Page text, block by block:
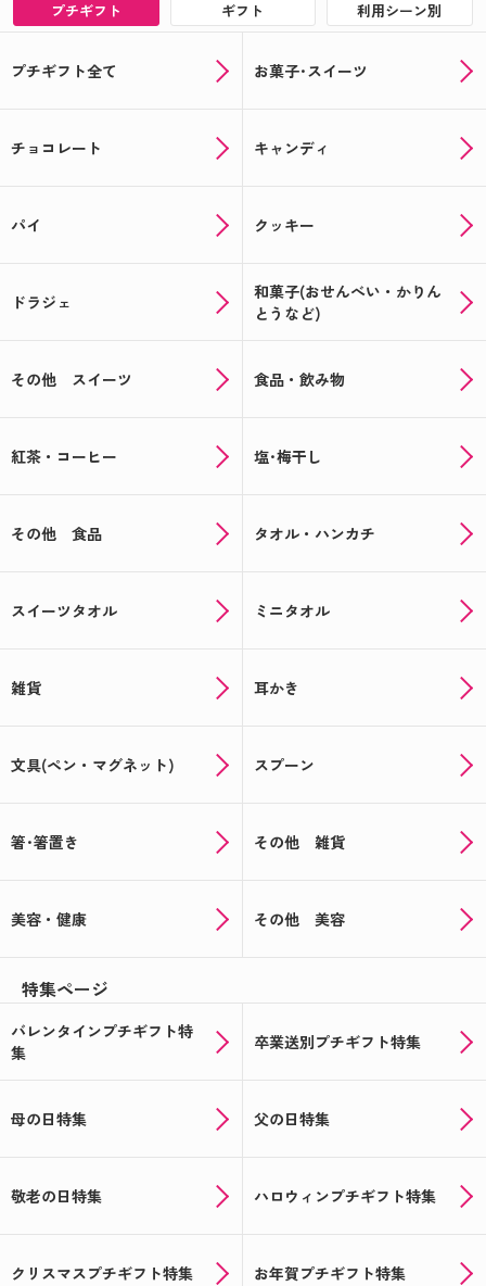
プチギフト ギフト 利用シーン別
プチギフト全て お菓子･スイーツ
チョコレート キャンディ
パイ クッキー
ドラジェ
和菓子(おせんべい・かりん
とうなど)
その他 スイーツ 食品・飲み物
紅茶・コーヒー 塩･梅干し
その他 食品 タオル・ハンカチ
スイーツタオル ミニタオル
雑貨 耳かき
文具(ペン・マグネット) スプーン
箸･箸置き その他 雑貨
美容・健康 その他 美容
特集ページ
バレンタインプチギフト特
集
卒業送別プチギフト特集
母の日特集 父の日特集
敬老の日特集 ハロウィンプチギフト特集
クリスマスプチギフト特集 お年賀プチギフト特集